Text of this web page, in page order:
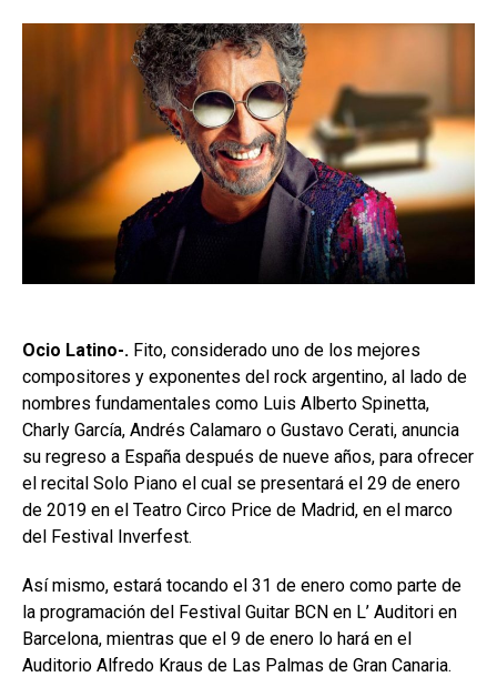
Ocio Latino-. Fito, considerado uno de los mejores
compositores y exponentes del rock argentino, al lado de
nombres fundamentales como Luis Alberto Spinetta,
Charly García, Andrés Calamaro o Gustavo Cerati, anuncia
su regreso a España después de nueve años, para ofrecer
el recital Solo Piano el cual se presentará el 29 de enero
de 2019 en el Teatro Circo Price de Madrid, en el marco
del Festival Inverfest.
Así mismo, estará tocando el 31 de enero como parte de
la programación del Festival Guitar BCN en L’ Auditori en
Barcelona, mientras que el 9 de enero lo hará en el
Auditorio Alfredo Kraus de Las Palmas de Gran Canaria.